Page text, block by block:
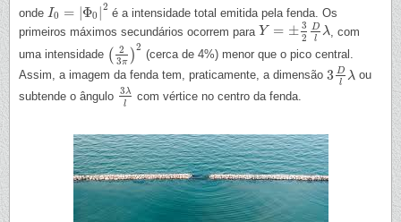
onde I0 = Φ0
2
I0= |Φ |2
é a intensidade total emitida pela fenda. Os
primeiros máximos secundários ocorrem para Y = ± 3
2
D
l
λ
Y ±3 2Dlλ
, com
uma intensidade (
2
3π )
2
(23π )
(cerca de 4%) menor que o pico central.
Assim, a imagem da fenda tem, praticamente, a dimensão 3 D
l
λ
3 Dlλ
ou
subtende o ângulo 3λ
l
3λl com vértice no centro da fenda.